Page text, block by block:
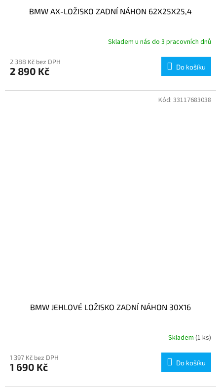
BMW AX-LOŽISKO ZADNÍ NÁHON 62X25X25,4
Skladem u nás do 3 pracovních dnů
2 388 Kč bez DPH
2 890 Kč Do košíku
BMW JEHLOVÉ LOŽISKO ZADNÍ NÁHON 30X16
Skladem (1 ks)
1 397 Kč bez DPH
1 690 Kč Do košíku
Kód: 33117683038